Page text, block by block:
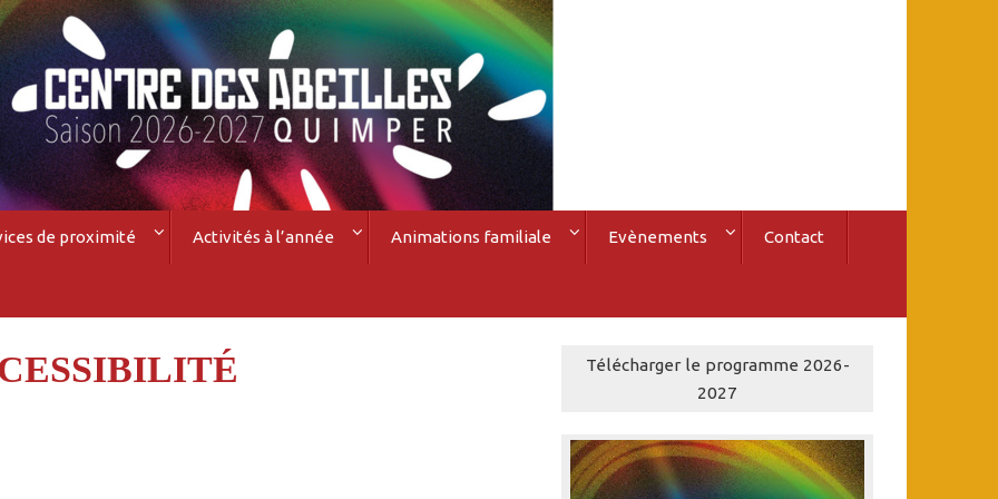
de proximité Activités à l’année Animations familiale Evènements Contact
Télécharger le programme 2026-
2027